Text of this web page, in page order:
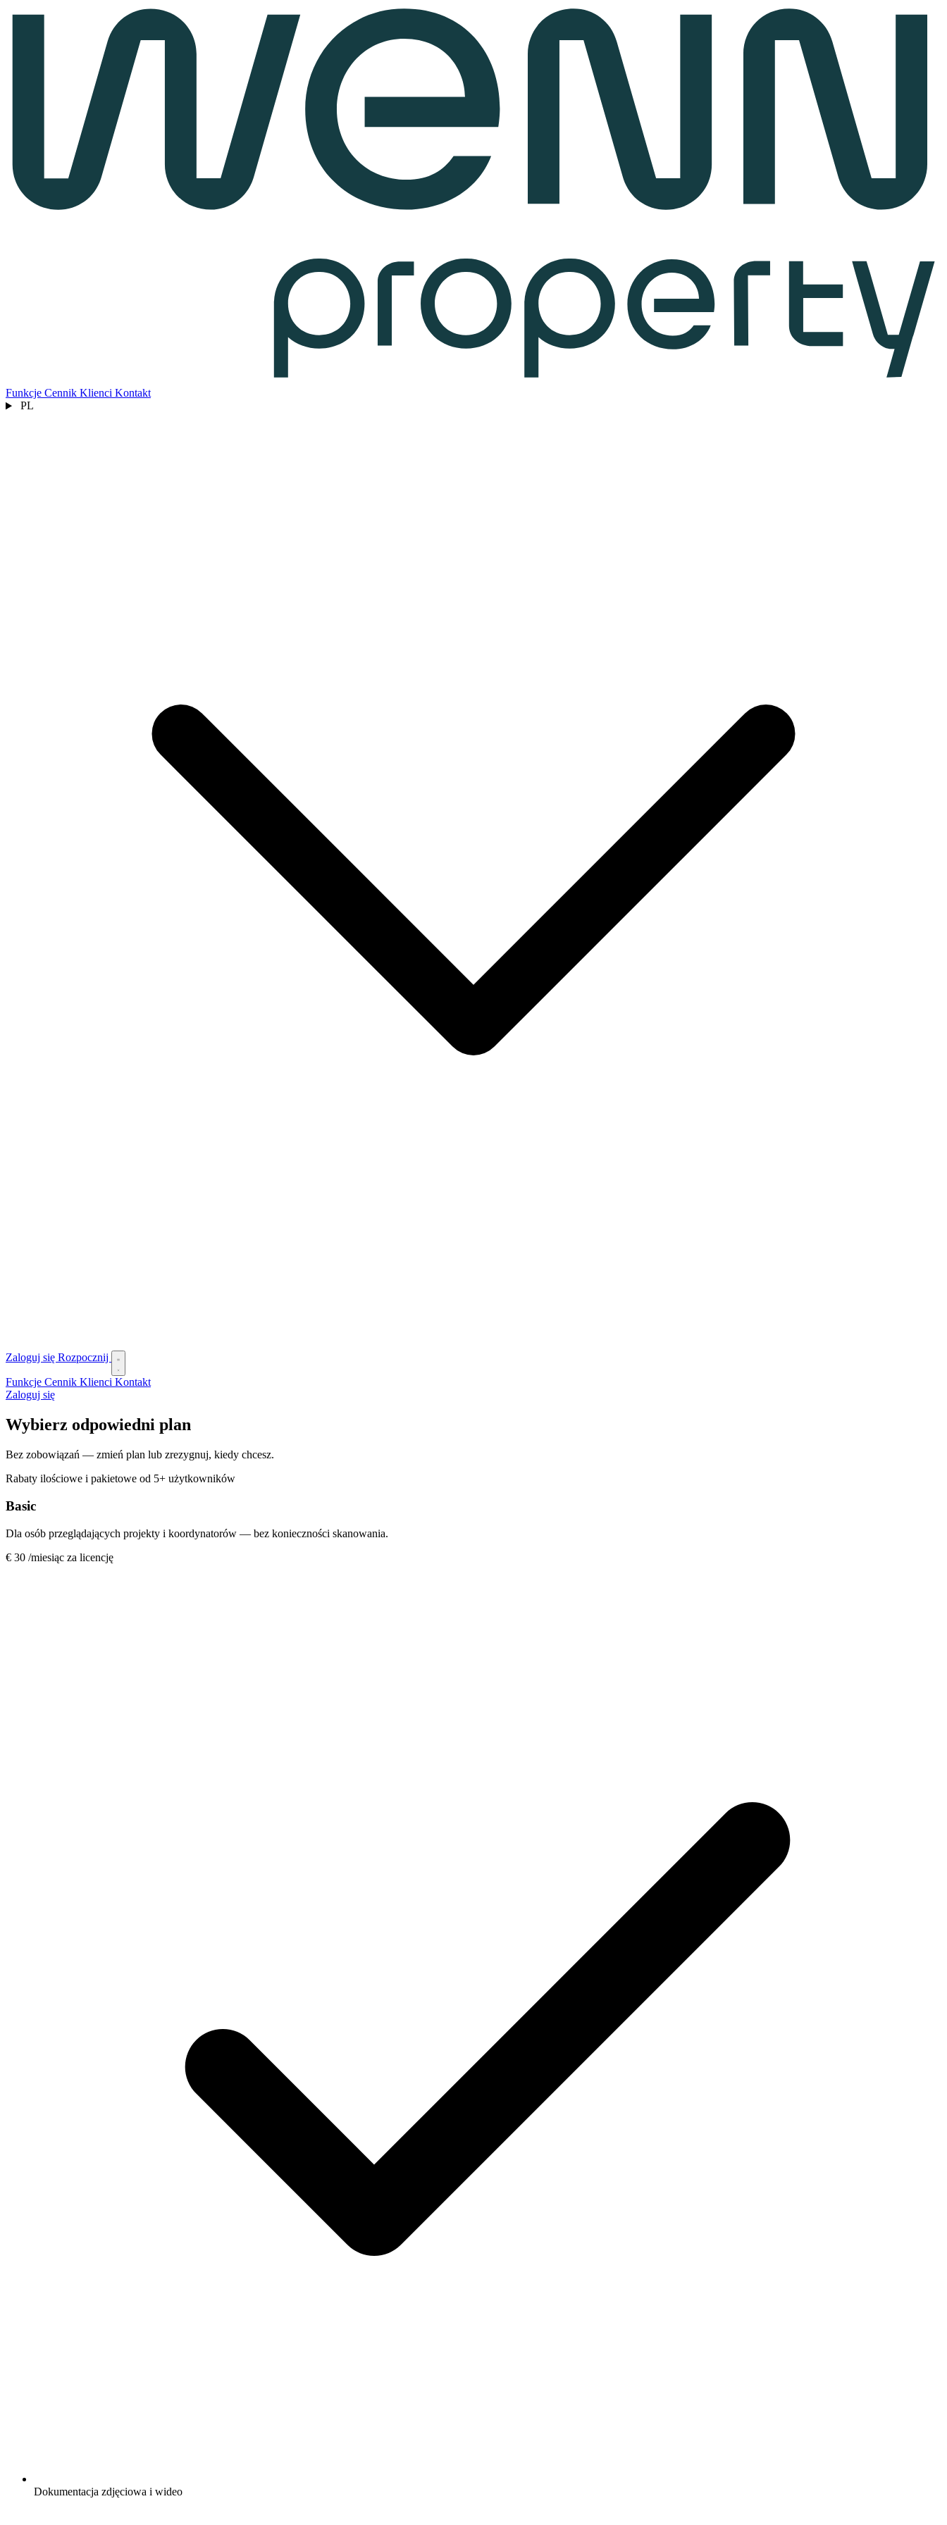
Funkcje Cennik Klienci Kontakt
PL
Zaloguj się Rozpocznij
Funkcje Cennik Klienci Kontakt
Zaloguj się
Wybierz odpowiedni plan
Bez zobowiązań — zmień plan lub zrezygnuj, kiedy chcesz.
Rabaty ilościowe i pakietowe od 5+ użytkowników
Basic
Dla osób przeglądających projekty i koordynatorów — bez konieczności skanowania.
€ 30 /miesiąc za licencję
Dokumentacja zdjęciowa i wideo